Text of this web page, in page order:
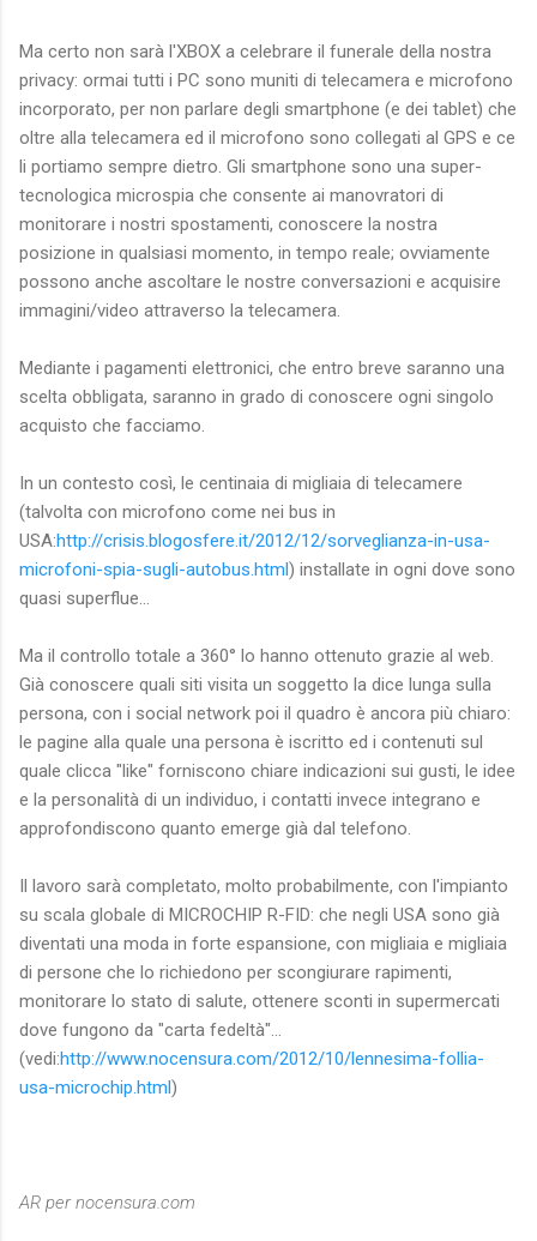
Ma certo non sarà l'XBOX a celebrare il funerale della nostra
privacy: ormai tutti i PC sono muniti di telecamera e microfono
incorporato, per non parlare degli smartphone (e dei tablet) che
oltre alla telecamera ed il microfono sono collegati al GPS e ce
li portiamo sempre dietro. Gli smartphone sono una super-
tecnologica microspia che consente ai manovratori di
monitorare i nostri spostamenti, conoscere la nostra
posizione in qualsiasi momento, in tempo reale; ovviamente
possono anche ascoltare le nostre conversazioni e acquisire
immagini/video attraverso la telecamera.
Mediante i pagamenti elettronici, che entro breve saranno una
scelta obbligata, saranno in grado di conoscere ogni singolo
acquisto che facciamo.
In un contesto così, le centinaia di migliaia di telecamere
(talvolta con microfono come nei bus in
USA:http://crisis.blogosfere.it/2012/12/sorveglianza-in-usa-
microfoni-spia-sugli-autobus.html) installate in ogni dove sono
quasi superflue...
Ma il controllo totale a 360° lo hanno ottenuto grazie al web.
Già conoscere quali siti visita un soggetto la dice lunga sulla
persona, con i social network poi il quadro è ancora più chiaro:
le pagine alla quale una persona è iscritto ed i contenuti sul
quale clicca "like" forniscono chiare indicazioni sui gusti, le idee
e la personalità di un individuo, i contatti invece integrano e
approfondiscono quanto emerge già dal telefono.
Il lavoro sarà completato, molto probabilmente, con l'impianto
su scala globale di MICROCHIP R-FID: che negli USA sono già
diventati una moda in forte espansione, con migliaia e migliaia
di persone che lo richiedono per scongiurare rapimenti,
monitorare lo stato di salute, ottenere sconti in supermercati
dove fungono da "carta fedeltà"...
(vedi:http://www.nocensura.com/2012/10/lennesima-follia-
usa-microchip.html)
AR per nocensura.com